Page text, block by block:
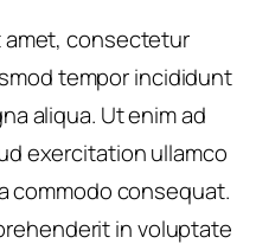
amet, consectetur
tempor incididunt
aliqua. Ut enim ad
exercitation ullamco
commodo consequat.
in voluptate